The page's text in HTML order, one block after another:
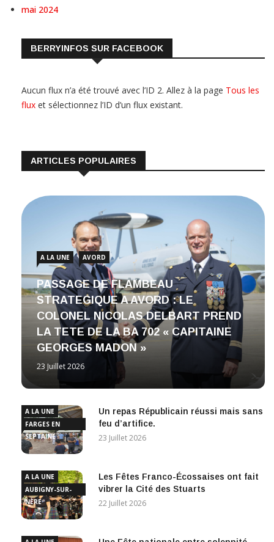
mai 2024
BERRYINFOS SUR FACEBOOK
Aucun flux n’a été trouvé avec l’ID 2. Allez à la page Tous les
flux et sélectionnez l’ID d’un flux existant.
ARTICLES POPULAIRES
A LA UNE AVORD
PASSAGE DE FLAMBEAU
STRATEGIQUE A AVORD : LE
COLONEL NICOLAS DELBART PREND
LA TETE DE LA BA 702 « CAPITAINE
GEORGES MADON »
23 Juillet 2026
A LA UNE
FARGES EN
SEPTAINE
Un repas Républicain réussi mais sans
feu d’artifice.
23 Juillet 2026
A LA UNE
AUBIGNY-SUR-
NÈRE
Les Fêtes Franco-Écossaises ont fait
vibrer la Cité des Stuarts
22 Juillet 2026